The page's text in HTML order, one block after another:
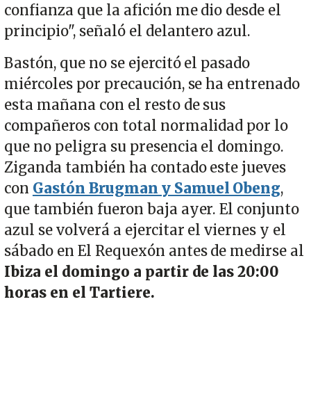
confianza que la afición me dio desde el
principio", señaló el delantero azul.
Bastón, que no se ejercitó el pasado
miércoles por precaución, se ha entrenado
esta mañana con el resto de sus
compañeros con total normalidad por lo
que no peligra su presencia el domingo.
Ziganda también ha contado este jueves
con Gastón Brugman y Samuel Obeng,
que también fueron baja ayer. El conjunto
azul se volverá a ejercitar el viernes y el
sábado en El Requexón antes de medirse al
Ibiza el domingo a partir de las 20:00
horas en el Tartiere.